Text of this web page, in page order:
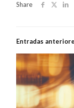
Share
Entradas